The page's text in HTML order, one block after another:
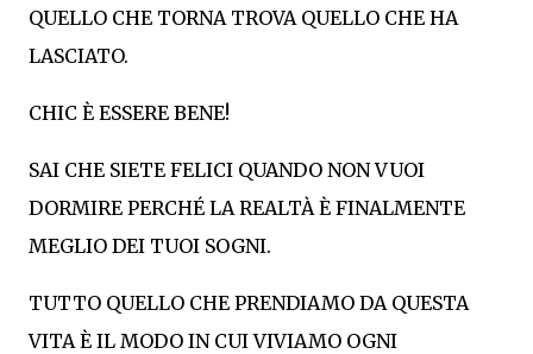
QUELLO CHE TORNA TROVA QUELLO CHE HA
LASCIATO.
CHIC È ESSERE BENE!
SAI CHE SIETE FELICI QUANDO NON VUOI
DORMIRE PERCHÉ LA REALTÀ È FINALMENTE
MEGLIO DEI TUOI SOGNI.
TUTTO QUELLO CHE PRENDIAMO DA QUESTA
VITA È IL MODO IN CUI VIVIAMO OGNI